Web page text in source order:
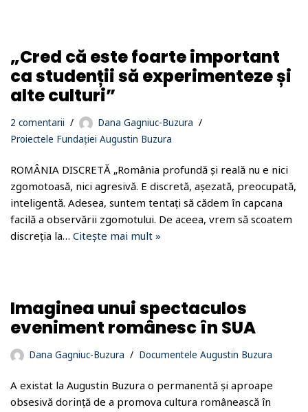
„Cred că este foarte important
ca studenții să experimenteze și
alte culturi”
2 comentarii
Dana Gagniuc-Buzura
Proiectele Fundației Augustin Buzura
ROMÂNIA DISCRETĂ „România profundă și reală nu e nici
zgomotoasă, nici agresivă. E discretă, așezată, preocupată,
inteligentă. Adesea, suntem tentați să cădem în capcana
facilă a observării zgomotului. De aceea, vrem să scoatem
discreția la… Citește mai mult »
Imaginea unui spectaculos
eveniment românesc în SUA
Dana Gagniuc-Buzura Documentele Augustin Buzura
A existat la Augustin Buzura o permanentă și aproape
obsesivă dorință de a promova cultura românească în